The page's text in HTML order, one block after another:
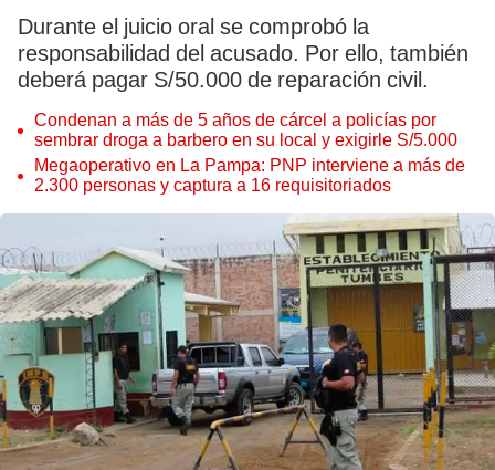
Durante el juicio oral se comprobó la
responsabilidad del acusado. Por ello, también
deberá pagar S/50.000 de reparación civil.
Condenan a más de 5 años de cárcel a policías por
sembrar droga a barbero en su local y exigirle S/5.000
Megaoperativo en La Pampa: PNP interviene a más de
2.300 personas y captura a 16 requisitoriados